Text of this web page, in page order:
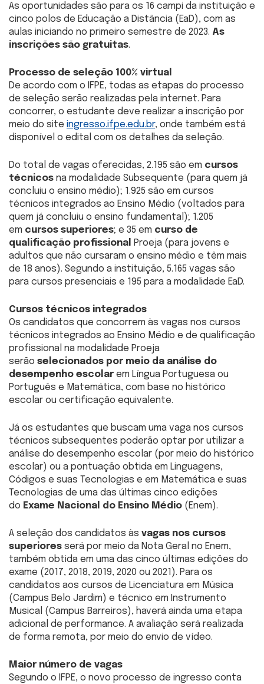
As oportunidades são para os 16 campi da instituição e
cinco polos de Educação a Distância (EaD), com as
aulas iniciando no primeiro semestre de 2023. As
inscrições são gratuitas.
Processo de seleção 100% virtual
De acordo com o IFPE, todas as etapas do processo
de seleção serão realizadas pela internet. Para
concorrer, o estudante deve realizar a inscrição por
meio do site ingresso.ifpe.edu.br, onde também está
disponível o edital com os detalhes da seleção.
Do total de vagas oferecidas, 2.195 são em cursos
técnicos na modalidade Subsequente (para quem já
concluiu o ensino médio); 1.925 são em cursos
técnicos integrados ao Ensino Médio (voltados para
quem já concluiu o ensino fundamental); 1.205
em cursos superiores; e 35 em curso de
qualificação profissional
Proeja (para jovens e
adultos que não cursaram o ensino médio e têm mais
de 18 anos). Segundo a instituição, 5.165 vagas são
para cursos presenciais e 195 para a modalidade EaD.
Cursos técnicos integrados
Os candidatos que concorrem às vagas nos cursos
técnicos integrados ao Ensino Médio e de qualificação
profissional na modalidade Proeja
serão selecionados por meio da análise do
desempenho escolar em Língua Portuguesa ou
Português e Matemática, com base no histórico
escolar ou certificação equivalente.
Já os estudantes que buscam uma vaga nos cursos
técnicos subsequentes poderão optar por utilizar a
análise do desempenho escolar (por meio do histórico
escolar) ou a pontuação obtida em Linguagens,
Códigos e suas Tecnologias e em Matemática e suas
Tecnologias de uma das últimas cinco edições
do Exame Nacional do Ensino Médio (Enem).
A seleção dos candidatos às vagas nos cursos
superiores será por meio da Nota Geral no Enem,
também obtida em uma das cinco últimas edições do
exame (2017, 2018, 2019, 2020 ou 2021). Para os
candidatos aos cursos de Licenciatura em Música
(Campus Belo Jardim) e técnico em Instrumento
Musical (Campus Barreiros), haverá ainda uma etapa
adicional de performance. A avaliação será realizada
de forma remota, por meio do envio de vídeo.
Maior número de vagas
Segundo o IFPE, o novo processo de ingresso conta